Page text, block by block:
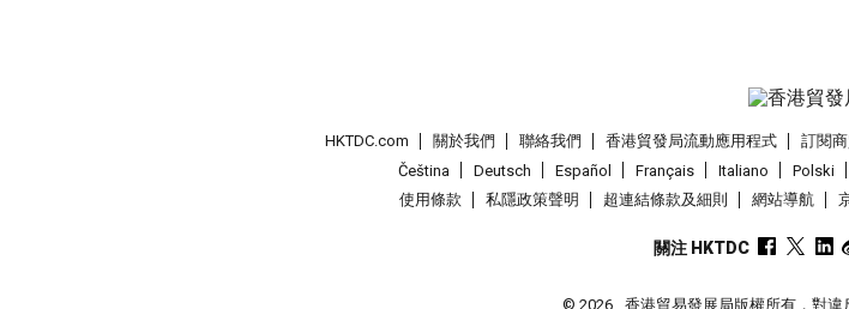
HKTDC.com 關於我們 聯絡我們 香港貿發局流動應用程式 訂閱
Čeština
Deutsch Español Français Italiano Polski
使用條款
私隱政策聲明 超連結條款及細則 網站導航
關注 HKTDC
© 2026 香港貿易發展局版權所有，對違